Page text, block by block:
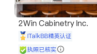
2Win Cabinetry Inc.
iTalkBB精英认证
执照已核实